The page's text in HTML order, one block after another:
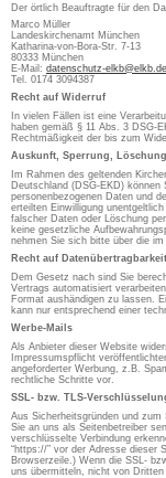
Der örtlich Beauftragte für den
Marco Müller
Landeskirchenamt München
Katharina-von-Bora-Str. 7-13
80333 München
E-Mail: datenschutz-elkb@elkb.de
Tel. 0174 3094387
Recht auf Widerruf
In vielen Fällen ist eine
haben gemäß § 11 Abs. 3 DSG-
Rechtmäßigkeit der bis zum
Auskunft, Sperrung, Löschung
Im Rahmen des geltenden
Deutschland (DSG-EKD)
personenbezogenen Daten und
erteilten Einwilligung
falscher Daten oder Löschung
keine gesetzliche
nehmen Sie sich bitte über die
Recht auf Datenübertragbarkeit
Dem Gesetz nach sind Sie
Vertrags automatisiert
Format aushändigen zu lassen.
kann nur entsprechend einer
Werbe-Mails
Als Anbieter dieser Website
Impressumspflicht
angeforderter Werbung, z.B.
rechtliche Schritte vor.
SSL- bzw. TLS-
Aus Sicherheitsgründen und
Sie an uns als Seitenbetreiber
verschlüsselte Verbindung
“https://” vor der Adresse dieser
Browserzeile.) Wenn die SSL-
uns übermitteln, nicht von Dritten